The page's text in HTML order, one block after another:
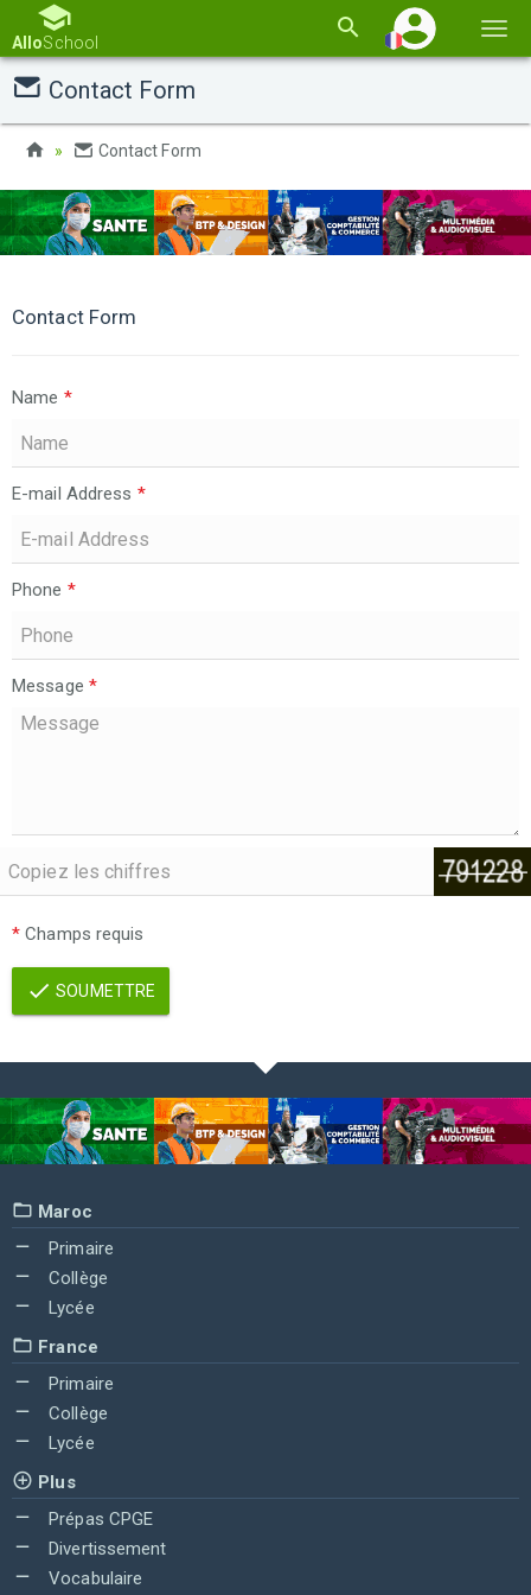
la
AlloSchool
Contact Form
Contact Form
Contact Form
Name *
E-mail Address *
Phone *
Message *
* Champs requis
SOUMETTRE
Maroc
Primaire
Collège
Lycée
France
Primaire
Collège
Lycée
Plus
Prépas CPGE
Divertissement
Vocabulaire